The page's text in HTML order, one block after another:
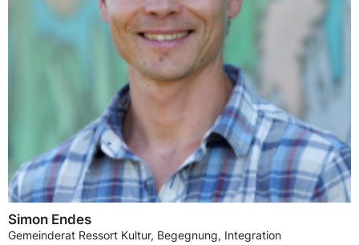
Simon Endes
Gemeinderat Ressort Kultur, Begegnung, Integration